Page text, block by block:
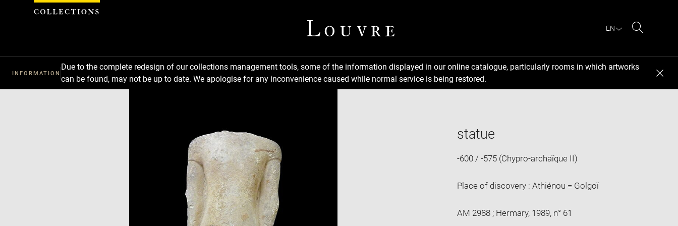
EN
INFORMATION
Due to the complete redesign of our collections management tools, some of the information displayed in our online catalogue, particularly rooms in which artworks
can be found, may not be up to date. We apologise for any inconvenience caused while normal service is being restored.
statue
-600 / -575 (Chypro-archaïque II)
Place of discovery : Athiénou = Golgoï
AM 2988 ; Hermary, 1989, n° 61
Cookies management panel